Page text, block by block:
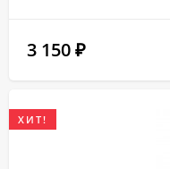
3 150 ₽
ХИТ!